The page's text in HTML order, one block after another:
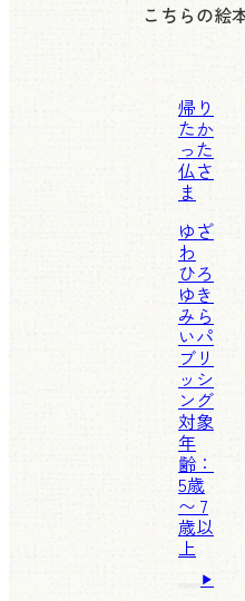
こちらの絵
帰り
たか
った
仏さ
ま
ゆざ
わ
ひろ
ゆき
みら
いパ
ブリ
ッシ
ング
対象
年
齢：
5歳
〜 7
歳以
上